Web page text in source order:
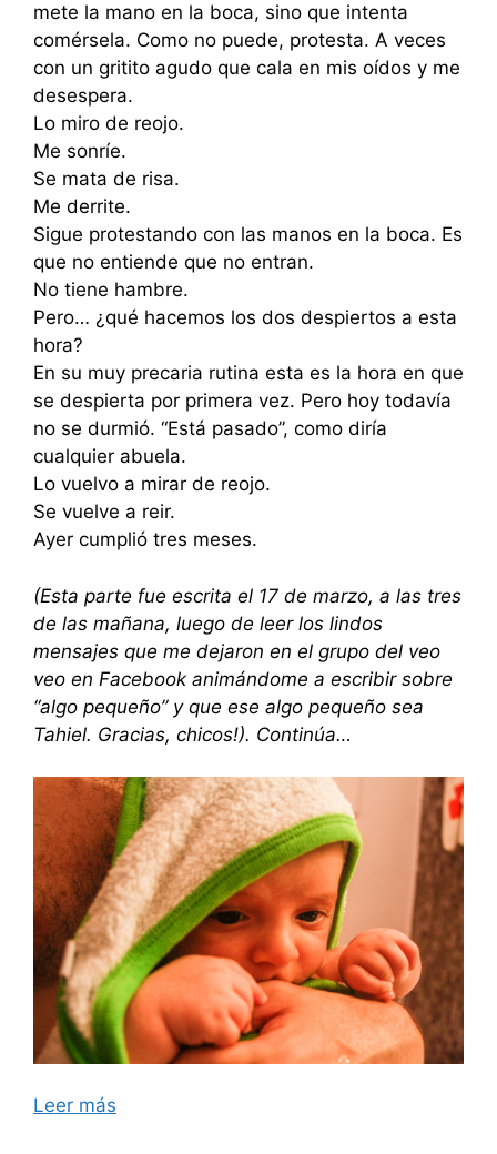
mete la mano en la boca, sino que intenta
comérsela. Como no puede, protesta. A veces
con un gritito agudo que cala en mis oídos y me
desespera.
Lo miro de reojo.
Me sonríe.
Se mata de risa.
Me derrite.
Sigue protestando con las manos en la boca. Es
que no entiende que no entran.
No tiene hambre.
Pero… ¿qué hacemos los dos despiertos a esta
hora?
En su muy precaria rutina esta es la hora en que
se despierta por primera vez. Pero hoy todavía
no se durmió. “Está pasado”, como diría
cualquier abuela.
Lo vuelvo a mirar de reojo.
Se vuelve a reir.
Ayer cumplió tres meses.
(Esta parte fue escrita el 17 de marzo, a las tres
de las mañana, luego de leer los lindos
mensajes que me dejaron en el grupo del veo
veo en Facebook animándome a escribir sobre
“algo pequeño” y que ese algo pequeño sea
Tahiel. Gracias, chicos!). Continúa…
Leer más